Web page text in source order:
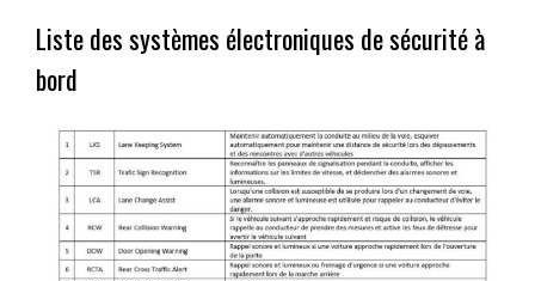
Liste des systèmes électroniques de sécurité à
bord